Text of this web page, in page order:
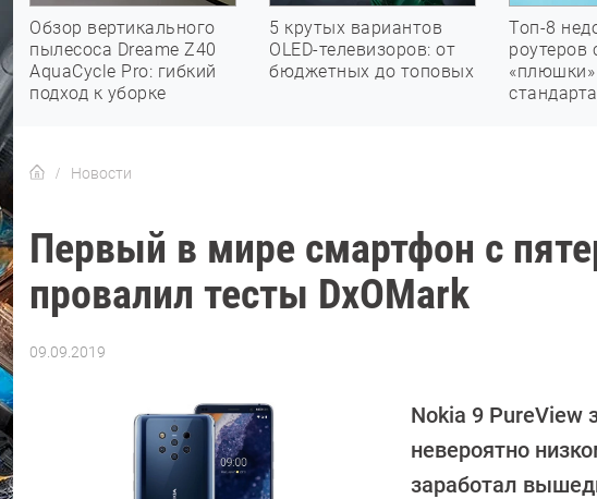
Обзор вертикального
пылесоса Dreame Z40
AquaCycle Pro: гибкий
подход к уборке
5 крутых вариантов
OLED-телевизоров: от
бюджетных до топовых
Топ-8
роутеров
«плюшки»
стандарта
Новости
Первый в мире смартфон с
провалил тесты DxOMark
09.09.2019
Nokia 9 PureView
невероятно
заработал